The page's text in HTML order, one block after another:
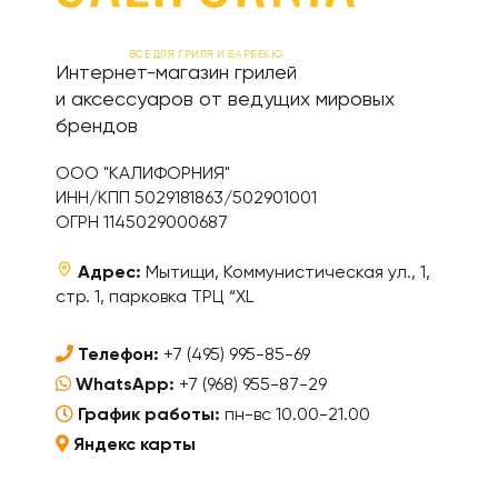
ВСЕ ДЛЯ ГРИЛЯ И БАРБЕКЮ
Интернет-магазин грилей
и аксессуаров от ведущих мировых
брендов
ООО "КАЛИФОРНИЯ"
ИНН/КПП 5029181863/502901001
ОГРН 1145029000687
Адрес: Мытищи, Коммунистическая ул., 1,
стр. 1, парковка ТРЦ “XL
Телефон: +7 (495) 995-85-69
WhatsApp: +7 (968) 955-87-29
График работы: пн-вс 10.00-21.00
Яндекс карты